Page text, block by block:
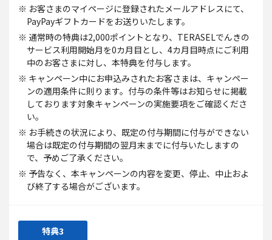
※ お客さまのマイページに登録されたメールアドレスにて、
PayPayギフトカードをお送りいたします。
※ 通常時の特典は2,000ポイントとなり、TERASELでんきの
サービス利用開始月を0カ月目とし、4カ月目時点にご利用
中のお客さまに対し、本特典を付与します。
※ キャンペーン中にお申込みされたお客さまは、キャンペー
ンの適用条件に則ります。付与の条件等はお知らせに掲載
しております対象キャンペーンの実施要項をご確認くださ
い。
※ お手続きの状況により、既定の付与期間に付与ができない
場合は既定の付与期間の翌月末までに付与いたしますの
で、予めご了承ください。
※ 予告なく、本キャンペーンの内容を変更、停止、中止およ
び終了する場合がございます。
特典3